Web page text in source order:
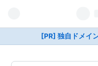
[PR] 独自ドメイ